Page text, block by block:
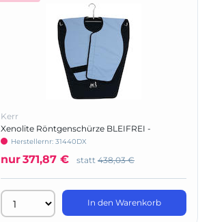
Kerr
Xenolite Röntgenschürze BLEIFREI -
Panorama-Poncho
Herstellernr: 31440DX
nur371,87 € statt 438,03 €
In den Warenkorb